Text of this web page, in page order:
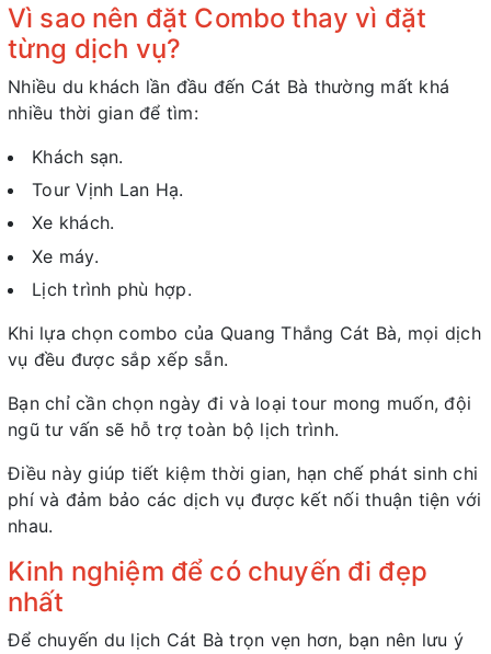
Vì sao nên đặt Combo thay vì đặt
từng dịch vụ?
Nhiều du khách lần đầu đến Cát Bà thường mất khá
nhiều thời gian để tìm:
Khách sạn.
Tour Vịnh Lan Hạ.
Xe khách.
Xe máy.
Lịch trình phù hợp.
Khi lựa chọn combo của Quang Thắng Cát Bà, mọi dịch
vụ đều được sắp xếp sẵn.
Bạn chỉ cần chọn ngày đi và loại tour mong muốn, đội
ngũ tư vấn sẽ hỗ trợ toàn bộ lịch trình.
Điều này giúp tiết kiệm thời gian, hạn chế phát sinh chi
phí và đảm bảo các dịch vụ được kết nối thuận tiện với
nhau.
Kinh nghiệm để có chuyến đi đẹp
nhất
Để chuyến du lịch Cát Bà trọn vẹn hơn, bạn nên lưu ý